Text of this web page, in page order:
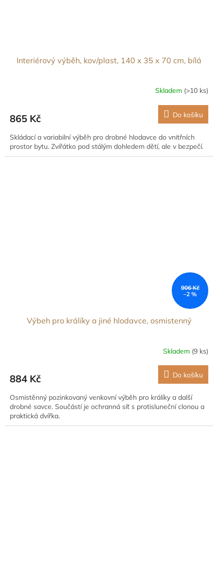
Interiérový výběh, kov/plast, 140 x 35 x 70 cm, bílá
Skladem (>10 ks)
865 Kč Do košíku
Skládací a variabilní výběh pro drobné hlodavce do vnitřních
prostor bytu. Zvířátko pod stálým dohledem dětí, ale v bezpečí.
906 Kč
–2 %
Výbeh pro králíky a jiné hlodavce, osmistenný
Skladem (9 ks)
884 Kč Do košíku
Osmistěnný pozinkovaný venkovní výběh pro králíky a další
drobné savce. Součástí je ochranná síť s protisluneční clonou a
praktická dvířka.